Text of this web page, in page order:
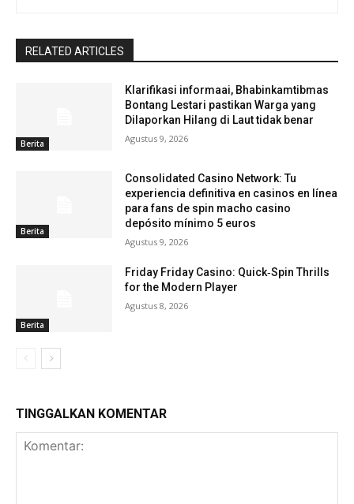
RELATED ARTICLES
Berita
Klarifikasi informaai, Bhabinkamtibmas
Bontang Lestari pastikan Warga yang
Dilaporkan Hilang di Laut tidak benar
Agustus 9, 2026
Berita
Consolidated Casino Network: Tu
experiencia definitiva en casinos en línea
para fans de spin macho casino
depósito mínimo 5 euros
Agustus 9, 2026
Berita
Friday Friday Casino: Quick‑Spin Thrills
for the Modern Player
Agustus 8, 2026
TINGGALKAN KOMENTAR